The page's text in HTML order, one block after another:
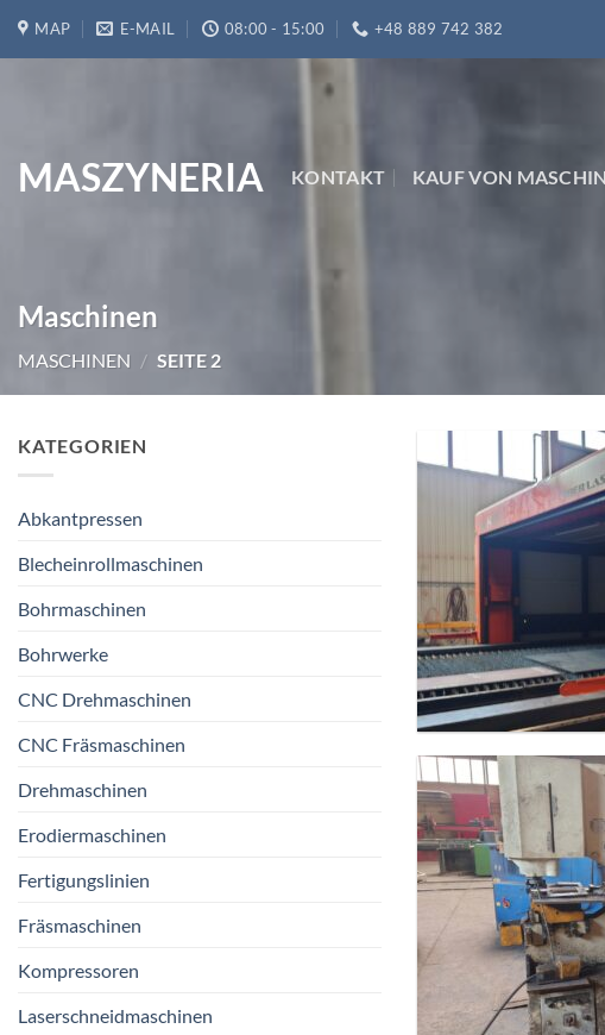
Inhalt
MAP E-MAIL 08:00 - 15:00 +48 889 742 382
MASZYNERIA KONTAKT KAUF VON
Maschinen
MASCHINEN / SEITE 2
KATEGORIEN
Abkantpressen
Blecheinrollmaschinen
Bohrmaschinen
Bohrwerke
CNC Drehmaschinen
CNC Fräsmaschinen
Drehmaschinen
Erodiermaschinen
Fertigungslinien
Fräsmaschinen
Kompressoren
Laserschneidmaschinen